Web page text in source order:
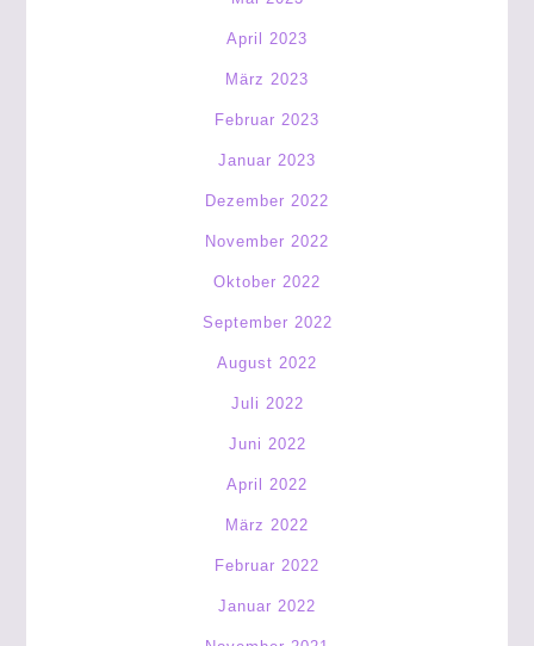
April 2023
März 2023
Februar 2023
Januar 2023
Dezember 2022
November 2022
Oktober 2022
September 2022
August 2022
Juli 2022
Juni 2022
April 2022
März 2022
Februar 2022
Januar 2022